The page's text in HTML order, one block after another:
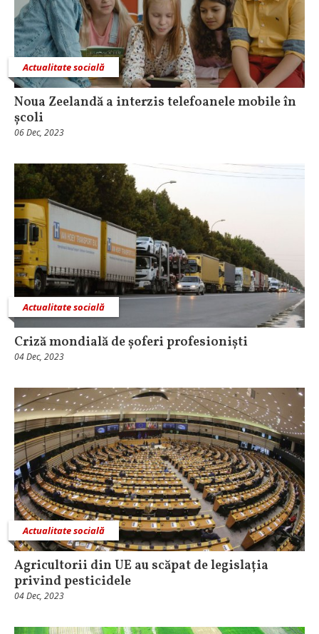
Actualitate socială
Noua Zeelandă a interzis telefoanele mobile în
școli
06 Dec, 2023
Actualitate socială
Criză mondială de șoferi profesioniști
04 Dec, 2023
Actualitate socială
Agricultorii din UE au scăpat de legislația
privind pesticidele
04 Dec, 2023